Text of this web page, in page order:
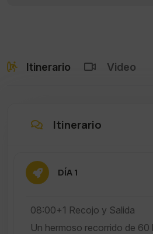
Itinerario Video
Itinerario
DÍA 1
08:00+1 Recojo y Salida
Un hermoso recorrido de 60